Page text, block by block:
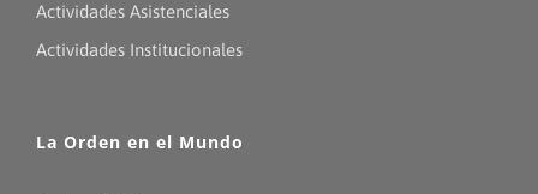
Actividades Asistenciales
Actividades Institucionales
La Orden en el Mundo